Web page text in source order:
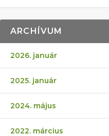
ARCHÍVUM
2026. január
2025. január
2024. május
2022. március